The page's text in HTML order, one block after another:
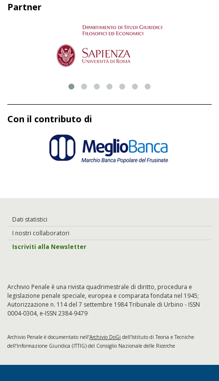
Partner
Con il contributo di
Dati statistici
I nostri collaboratori
Iscriviti alla Newsletter
Archivio Penale è una rivista quadrimestrale di diritto, procedura e
legislazione penale speciale, europea e comparata fondata nel 1945;
Autorizzazione n. 114 del 7 settembre 1984 Tribunale di Urbino - ISSN
0004-0304, e-ISSN 2384-9479
Archivio Penale è documentato nell’Archivio DoGi dell’Istituto di Teoria e Tecniche
dell’Informazione Giuridica (ITTIG) del Consiglio Nazionale delle Ricerche